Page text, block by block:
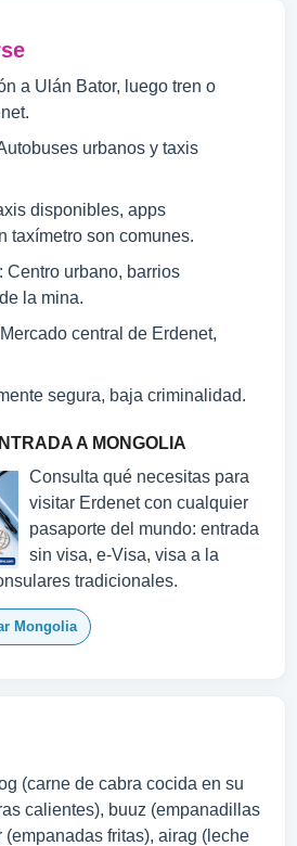
a Ulán Bator, luego tren o
urbanos y taxis
disponibles, apps
taxímetro son comunes.
Centro urbano, barrios
la mina.
central de Erdenet,
segura, baja criminalidad.
A MONGOLIA
Consulta qué necesitas para
visitar Erdenet con cualquier
pasaporte del mundo: entrada
sin visa, e-Visa, visa a la
tradicionales.
Mongolia
(carne de cabra cocida en su
calientes), buuz (empanadillas
fritas), airag (leche